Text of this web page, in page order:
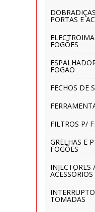
PORTAS E
FOGÕES
FOGAO
FECHOS DE
FILTROS P/
GRELHAS E
FOGÕES
INJECTORES
TOMADAS